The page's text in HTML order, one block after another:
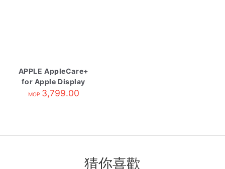
APPLE AppleCare+
for Apple Display
MOP 3,799.00
猜你喜歡